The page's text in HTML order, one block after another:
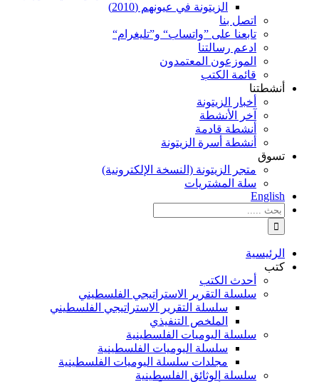
الزيتونة في عيونهم (2010)
اتصل بنا
تابعنا على ”واتساب“ و”تليغرام“
ادعم رسالتنا
الموزعون المعتمدون
قائمة الكتب
أنشطتنا
أخبار الزيتونة
آخر الأنشطة
أنشطة قادمة
أنشطة أسرة الزيتونة
تسوق
متجر الزيتونة (النسخة الإلكترونية)
سلة المشتريات
English
نتائج
البحث
بالنسبة
الي
:
الرئيسية
كتب
أحدث الكتب
سلسلة التقرير الاستراتيجي الفلسطيني
سلسلة التقرير الاستراتيجي الفلسطيني
الملخص التنفيذي
سلسلة اليوميات الفلسطينية
سلسلة اليوميات الفلسطينية
مجلدات سلسلة اليوميات الفلسطينية
سلسلة الوثائق الفلسطينية